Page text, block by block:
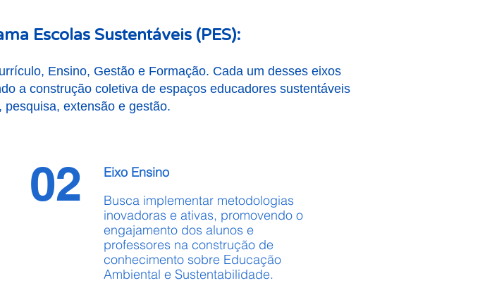
Escolas Sustentáveis (PES):
Ensino, Gestão e Formação. Cada um desses eixos
a construção coletiva de espaços educadores sustentáveis
extensão e gestão.
02
Eixo Ensino
Busca implementar metodologias
inovadoras e ativas, promovendo o
engajamento dos alunos e
professores na construção de
conhecimento sobre Educação
Ambiental e Sustentabilidade.